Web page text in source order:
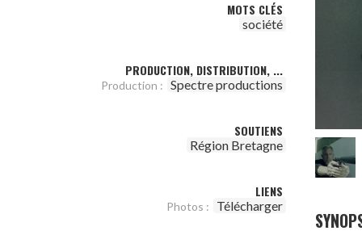
MOTS CLÉS
société
PRODUCTION, DISTRIBUTION, ...
Production : Spectre productions
SOUTIENS
Région Bretagne
LIENS
Photos : Télécharger